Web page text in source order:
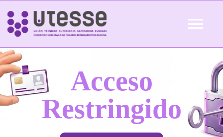
Skip
content
Inicio
QUIÉNES SOMOS Acceso
Restringido